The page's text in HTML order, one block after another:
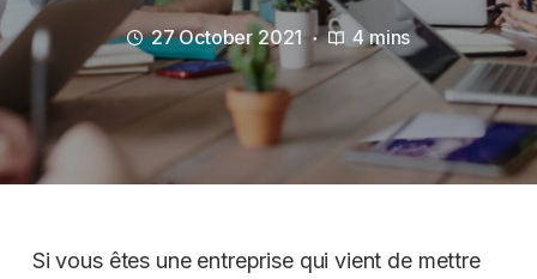
27 October 2021 4 mins
Si vous êtes une entreprise qui vient de mettre